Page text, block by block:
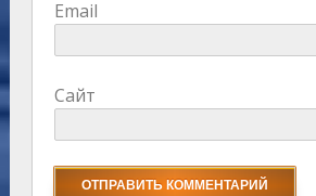
Email
Сайт